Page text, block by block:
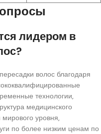
лидером в
волос благодаря
технологии,
медицинского
уровня,
по более низким ценам по